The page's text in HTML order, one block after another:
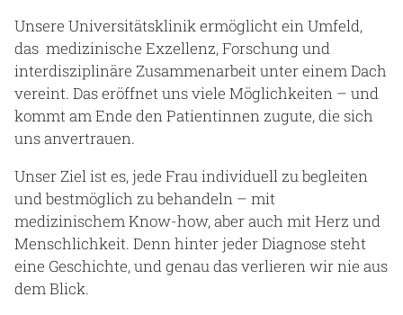
Unsere Universitätsklinik ermöglicht ein Umfeld,
das medizinische Exzellenz, Forschung und
interdisziplinäre Zusammenarbeit unter einem Dach
vereint. Das eröffnet uns viele Möglichkeiten – und
kommt am Ende den Patientinnen zugute, die sich
uns anvertrauen.
Unser Ziel ist es, jede Frau individuell zu begleiten
und bestmöglich zu behandeln – mit
medizinischem Know-how, aber auch mit Herz und
Menschlichkeit. Denn hinter jeder Diagnose steht
eine Geschichte, und genau das verlieren wir nie aus
dem Blick.